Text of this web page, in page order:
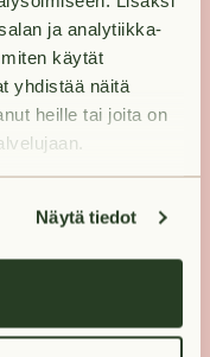
ja analytiikka-
käytät
yhdistää näitä
heille tai joita on
Näytä tiedot
uusiksi.
missä
sitten
mökillä tai